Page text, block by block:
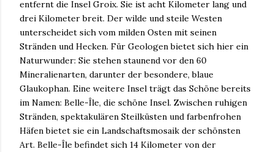
entfernt die Insel Groix. Sie ist acht Kilometer lang und
drei Kilometer breit. Der wilde und steile Westen
unterscheidet sich vom milden Osten mit seinen
Stränden und Hecken. Für Geologen bietet sich hier ein
Naturwunder: Sie stehen staunend vor den 60
Mineralienarten, darunter der besondere, blaue
Glaukophan. Eine weitere Insel trägt das Schöne bereits
im Namen: Belle-Île, die schöne Insel. Zwischen ruhigen
Stränden, spektakulären Steilküsten und farbenfrohen
Häfen bietet sie ein Landschaftsmosaik der schönsten
Art. Belle-Île befindet sich 14 Kilometer von der